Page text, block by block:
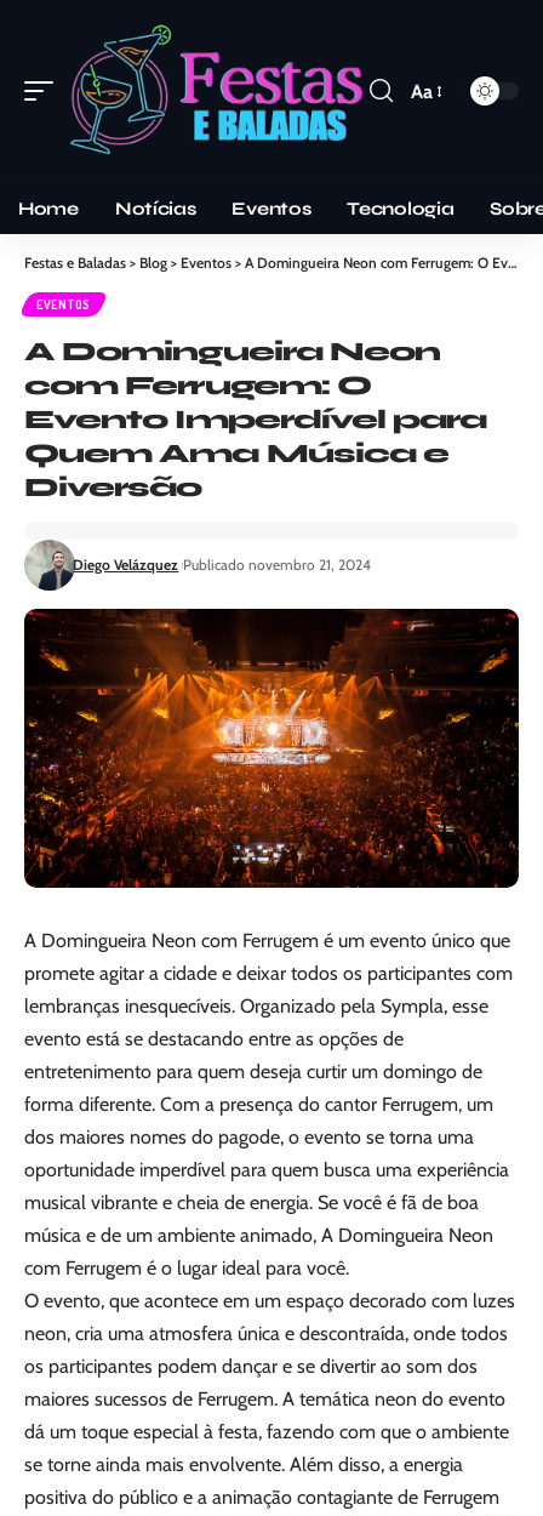
Aa
Home Notícias Eventos Tecnologia
Festas e Baladas > Blog > Eventos > A Domingueira Neon com Ferrugem: O Evento Imperdível para Quem Ama Música e Diversão
EVENTOS
A Domingueira Neon
com Ferrugem: O
Evento Imperdível para
Quem Ama Música e
Diversão
Diego Velázquez Publicado novembro 21, 2024
A Domingueira Neon com Ferrugem é um evento único que
promete agitar a cidade e deixar todos os participantes com
lembranças inesquecíveis. Organizado pela Sympla, esse
evento está se destacando entre as opções de
entretenimento para quem deseja curtir um domingo de
forma diferente. Com a presença do cantor Ferrugem, um
dos maiores nomes do pagode, o evento se torna uma
oportunidade imperdível para quem busca uma experiência
musical vibrante e cheia de energia. Se você é fã de boa
música e de um ambiente animado, A Domingueira Neon
com Ferrugem é o lugar ideal para você.
O evento, que acontece em um espaço decorado com luzes
neon, cria uma atmosfera única e descontraída, onde todos
os participantes podem dançar e se divertir ao som dos
maiores sucessos de Ferrugem. A temática neon do evento
dá um toque especial à festa, fazendo com que o ambiente
se torne ainda mais envolvente. Além disso, a energia
positiva do público e a animação contagiante de Ferrugem